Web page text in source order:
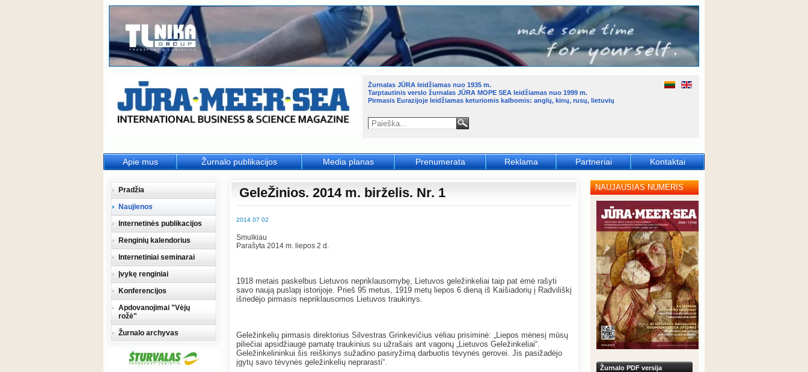
GeleŽinios. 2014 m. birželis. Nr. 1
2014 07 02
Smulkiau
Parašyta 2014 m. liepos 2 d.
1918 metais paskelbus Lietuvos nepriklausomybę, Lietuvos geležinkeliai taip pat ėmė rašyti
savo naują puslapį istorijoje. Prieš 95 metus, 1919 metų liepos 6 dieną iš Kaišiadorių į Radviliškį
išriedėjo pirmasis nepriklausomos Lietuvos traukinys.
Geležinkelių pirmasis direktorius Silvestras Grinkevičius vėliau prisiminė: „Liepos mėnesį mūsų
piliečiai apsidžiaugė pamatę traukinius su užrašais ant vagonų „Lietuvos Geležinkeliai“.
Geležinkelininkui šis reiškinys sužadino pasiryžimą darbuotis tėvynės gerovei. Jis pasižadėjo
įgytų savo tėvynės geležinkelių neprarasti“.
Pradžia
Naujienos
Internetinės publikacijos
Renginių kalendorius
Internetiniai seminarai
Įvykę renginiai
Konferencijos
Apdovanojimai "Vėjų
rožė"
Žurnalo archyvas
NAUJAUSIAS NUMERIS
Žurnalo PDF versija
Apie mus Žurnalo publikacijos Media planas Prenumerata Reklama Partneriai Kontaktai
Žurnalas JŪRA leidžiamas nuo 1935 m.
Tarptautinis verslo žurnalas JŪRA MOPE SEA leidžiamas nuo 1999 m.
Pirmasis Eurazijoje leidžiamas keturiomis kalbomis: anglų, kinų, rusų, lietuvių